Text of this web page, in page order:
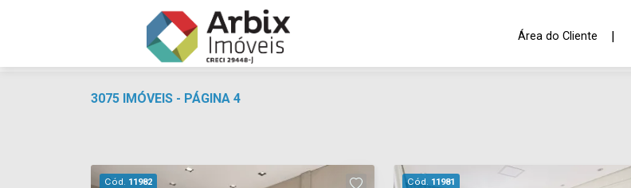
Área do Cliente |
3075 IMÓVEIS - PÁGINA 4
Cód. 11982 Cód. 11981